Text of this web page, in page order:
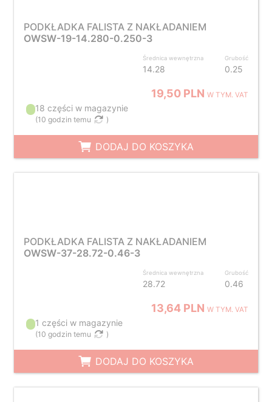
PODKŁADKA FALISTA Z NAKŁADANIEM
OWSW-19-14.280-0.250-3
Średnica wewnętrzna
14.28
Grubość
0.25
19,50 PLNW TYM. VAT
18 części w magazynie
(10 godzin temu )
DODAJ DO KOSZYKA
PODKŁADKA FALISTA Z NAKŁADANIEM
OWSW-37-28.72-0.46-3
Średnica wewnętrzna
28.72
Grubość
0.46
13,64 PLNW TYM. VAT
1 części w magazynie
(10 godzin temu )
DODAJ DO KOSZYKA